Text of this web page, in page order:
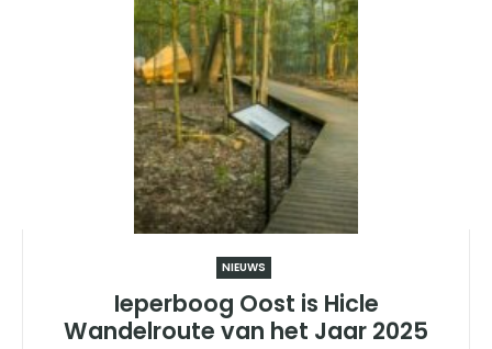
NIEUWS
Ieperboog Oost is Hicle
Wandelroute van het Jaar 2025